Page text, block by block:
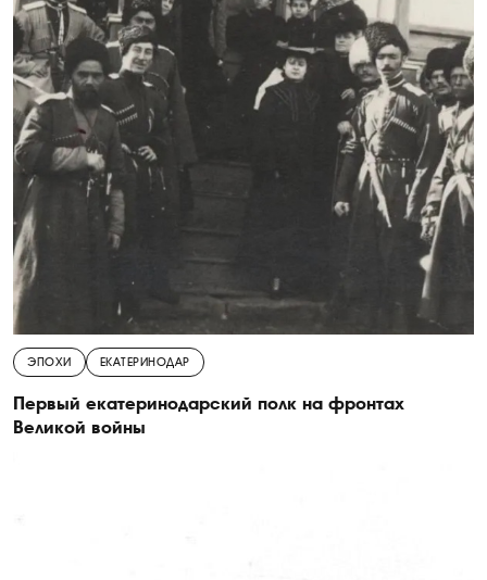
ЭПОХИ ЕКАТЕРИНОДАР
Первый екатеринодарский полк на фронтах
Великой войны